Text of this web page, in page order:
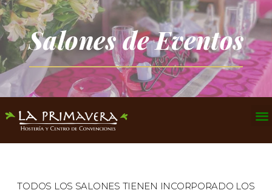
Salones de Eventos
TODOS LOS SALONES TIENEN INCORPORADO LOS